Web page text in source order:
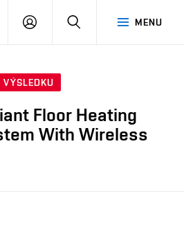
MENU
PŘIHLÁSIT
VÝSLEDKU
Floor Heating
With Wireless